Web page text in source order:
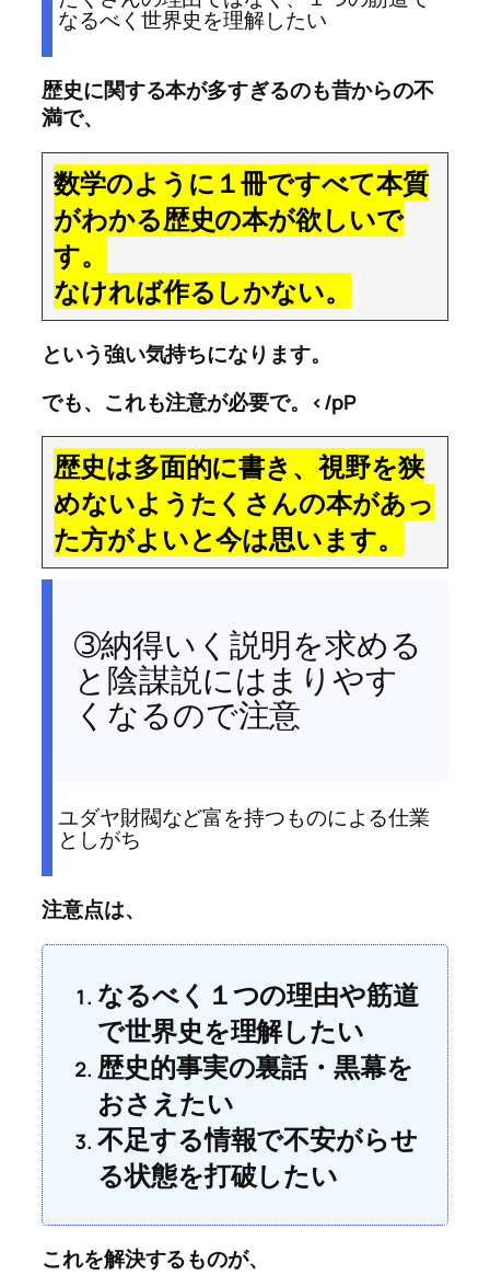
なるべく世界史を理解したい
歴史に関する本が多すぎるのも昔からの不
満で、
数学のように１冊ですべて本質
がわかる歴史の本が欲しいで
す。
なければ作るしかない。
という強い気持ちになります。
でも、これも注意が必要で。</pP
歴史は多面的に書き、視野を狭
めないようたくさんの本があっ
た方がよいと今は思います。
➂納得いく説明を求める
と陰謀説にはまりやす
くなるので注意
ユダヤ財閥など富を持つものによる仕業
としがち
注意点は、
なるべく１つの理由や筋道
で世界史を理解したい
歴史的事実の裏話・黒幕を
おさえたい
不足する情報で不安がらせ
る状態を打破したい
これを解決するものが、